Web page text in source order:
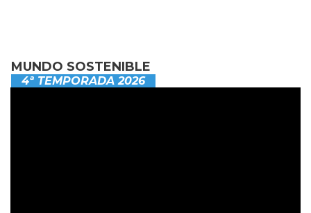
MUNDO SOSTENIBLE
4ª TEMPORADA 2026